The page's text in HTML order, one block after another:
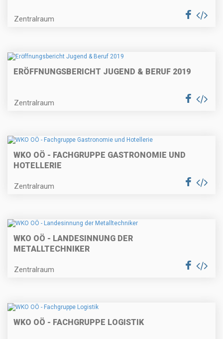
Zentralraum
ERÖFFNUNGSBERICHT JUGEND & BERUF 2019
Zentralraum
WKO OÖ - FACHGRUPPE GASTRONOMIE UND
HOTELLERIE
Zentralraum
WKO OÖ - LANDESINNUNG DER
METALLTECHNIKER
Zentralraum
WKO OÖ - FACHGRUPPE LOGISTIK